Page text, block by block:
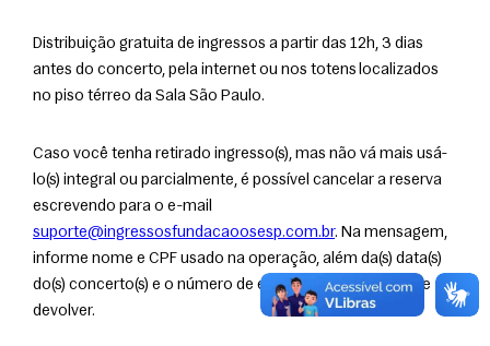
Distribuição gratuita de ingressos a partir das 12h, 3 dias
antes do concerto, pela internet ou nos totens localizados
no piso térreo da Sala São Paulo.
Caso você tenha retirado ingresso(s), mas não vá mais usá-
lo(s) integral ou parcialmente, é possível cancelar a reserva
suporte@ingressosfundacaoosesp.com.br. Na mensagem,
informe nome e CPF usado na operação, além da(s) data(s)
do(s) concerto(s) e o número de entradas que gostaria de
devolver.